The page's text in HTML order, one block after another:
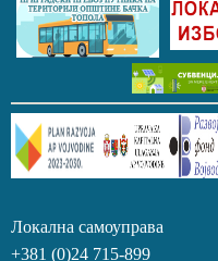
Локална
+381 (0)24 715-899